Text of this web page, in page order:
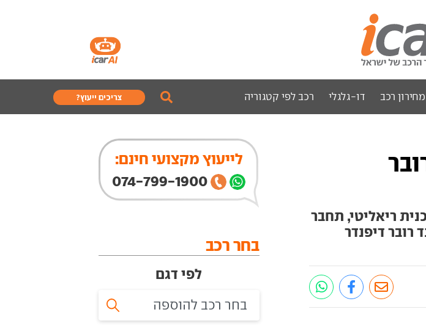
מחירון רכב דו-גלגלי רכב לפי קטגוריה צריכים ייעוץ?
ריאליטי, תחבר
רובר דיפנדר
לייעוץ מקצועי חינם:
074-799-1900
בחר רכב
לפי דגם